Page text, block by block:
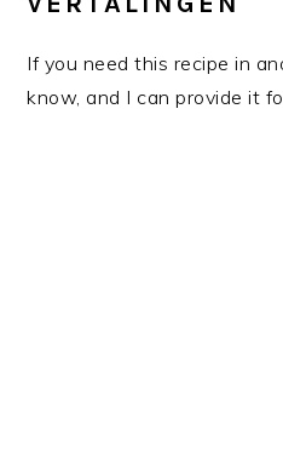
If you need this recipe in
know, and I can provide it